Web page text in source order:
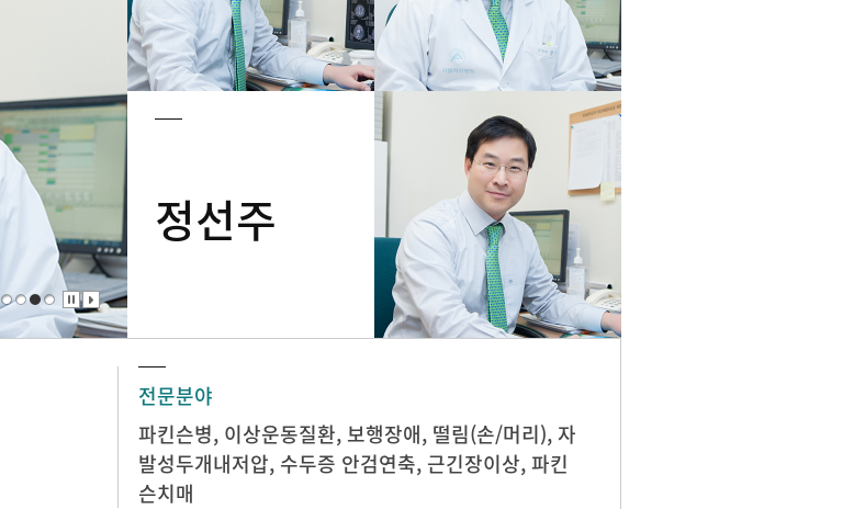
정선주
전문분야
파킨슨병, 이상운동질환, 보행장애, 떨림(손/머리), 자
발성두개내저압, 수두증 안검연축, 근긴장이상, 파킨
슨치매